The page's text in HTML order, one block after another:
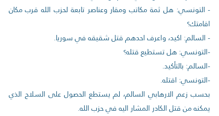
- التونسي: هل ثمة مكاتب ومقار وعناصر تابعة لحزب الله قرب مكان
اقامتك؟
- السالم: اكيد، واعرف احدهم قتل شقيقه في سوريا.
-التونسي: هل تستطيع قتله؟
-السالم: بالتأكيد.
-التونسي: اقتله.
بحسب زعم الارهابي السالم، لم يستطع الحصول على السلاح الذي
يمكنه من قتل الكادر المشار اليه في حزب الله.